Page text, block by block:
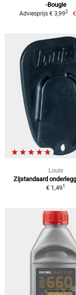
-Bougie
Adviesprijs € 3,992
Louis
Zijstandaard
€ 1,491